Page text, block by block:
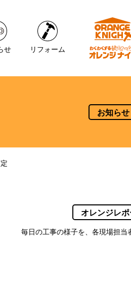
せ リフォーム
お知らせ
オレンジレポ
毎日の工事の様子を、各現場担当